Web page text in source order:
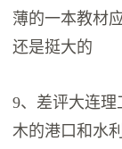
薄的一本教材
还是挺大的
9、差评大连
木的港口和水